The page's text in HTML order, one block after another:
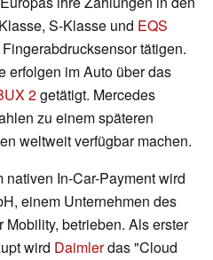
S-Klasse und EQS
tätigen.
erfolgen im Auto über das
2getätigt. Mercedes
zu einem späteren
weltweit verfügbar machen.
In-Car-Payment wird
einem Unternehmen des
betrieben. Als erster
wird Daimlerdas "Cloud